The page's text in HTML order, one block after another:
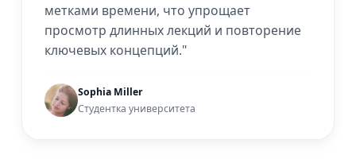
метками времени, что упрощает
просмотр длинных лекций и повторение
ключевых концепций."
Sophia Miller
Студентка университета